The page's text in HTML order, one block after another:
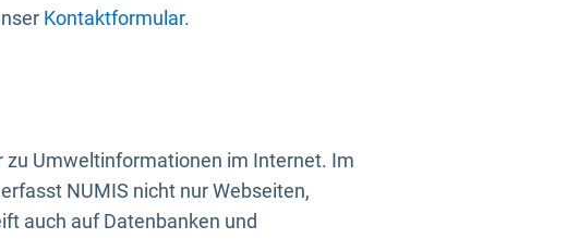
Kontaktformular.
Umweltinformationen im Internet. Im
NUMIS nicht nur Webseiten,
auch auf Datenbanken und